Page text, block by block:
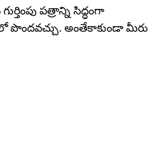
పత్రాన్ని సిద్ధంగా
పొందవచ్చు. అంతేకాకుండా మీరు